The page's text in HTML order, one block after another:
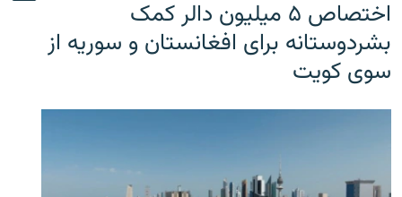
اختصاص ۵ میلیون دالر کمک
بشردوستانه برای افغانستان و سوریه از
سوی کویت